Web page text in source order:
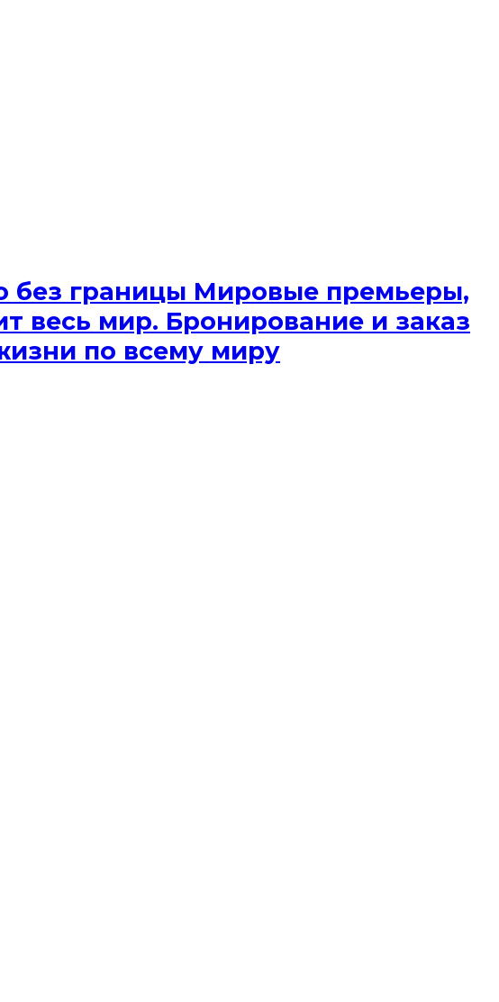
без границы Мировые премьеры,
весь мир. Бронирование и заказ
по всему миру